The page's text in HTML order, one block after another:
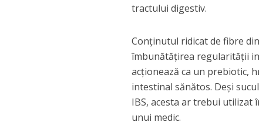
tractului digestiv.
Conținutul ridicat de fibre
îmbunătățirea regularității
acționează ca un prebiotic,
intestinal sănătos. Deși
IBS, acesta ar trebui utilizat
unui medic.